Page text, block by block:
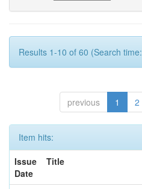
Results 1-10 of 60 (Search
previous 1 2
Item hits:
Issue
Date
Title